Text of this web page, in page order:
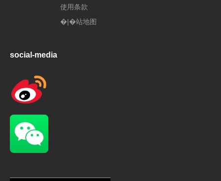
使用条款
�|�站地图
social-media